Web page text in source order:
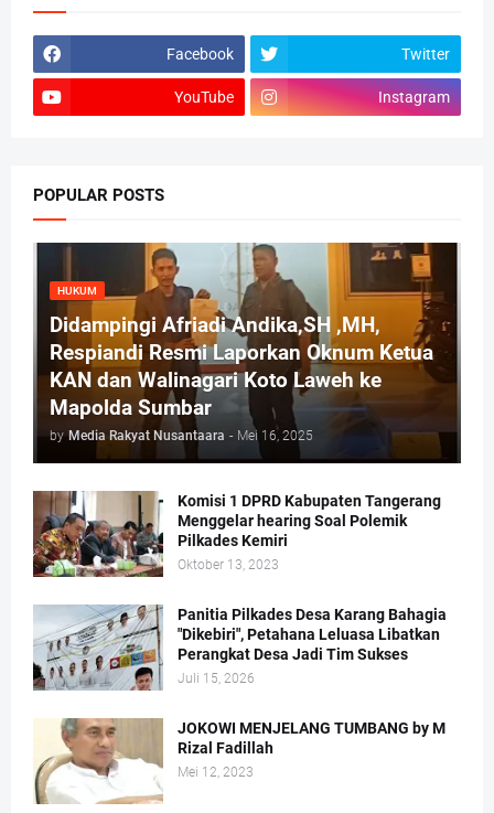
Facebook Twitter
YouTube Instagram
POPULAR POSTS
HUKUM
Didampingi Afriadi Andika,SH ,MH,
Respiandi Resmi Laporkan Oknum Ketua
KAN dan Walinagari Koto Laweh ke
Mapolda Sumbar
by Media Rakyat Nusantaara - Mei 16, 2025
Komisi 1 DPRD Kabupaten Tangerang
Menggelar hearing Soal Polemik
Pilkades Kemiri
Oktober 13, 2023
Panitia Pilkades Desa Karang Bahagia
"Dikebiri", Petahana Leluasa Libatkan
Perangkat Desa Jadi Tim Sukses
Juli 15, 2026
JOKOWI MENJELANG TUMBANG by M
Rizal Fadillah
Mei 12, 2023